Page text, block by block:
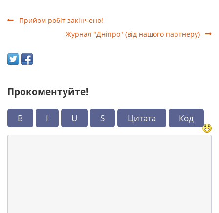
Прийом робіт закінчено!
Журнал "Дніпро" (від нашого партнеру)
Прокоментуйте!
B I U S Цитата Код